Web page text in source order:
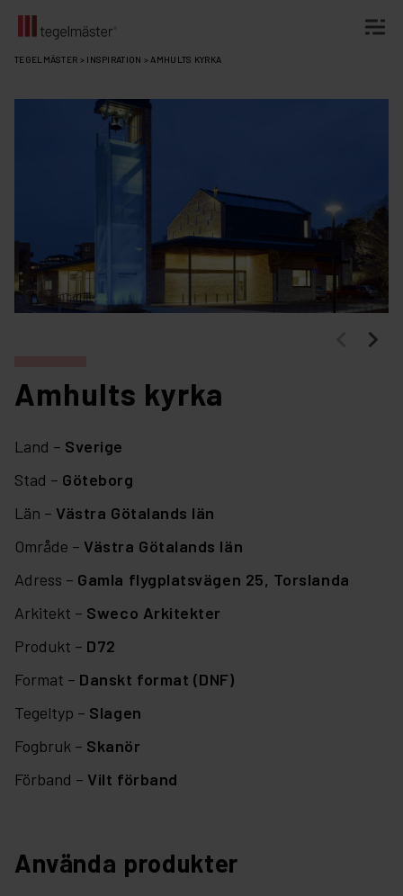
Fortsätt
TEGELMÄSTER > INSPIRATION > AMHULTS KYRKA
Amhults kyrka
Land – Sverige
Stad – Göteborg
Län – Västra Götalands län
Område – Västra Götalands län
Adress – Gamla flygplatsvägen 25, Torslanda
Arkitekt – Sweco Arkitekter
Produkt – D72
Format – Danskt format (DNF)
Tegeltyp – Slagen
Fogbruk – Skanör
Förband – Vilt förband
Använda produkter